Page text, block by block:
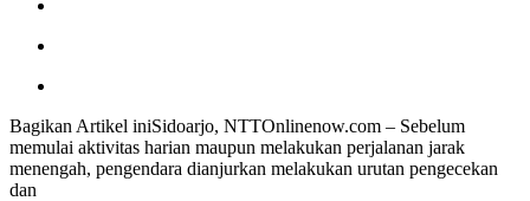
Bagikan Artikel iniSidoarjo, NTTOnlinenow.com – Sebelum
memulai aktivitas harian maupun melakukan perjalanan jarak
menengah, pengendara dianjurkan melakukan urutan pengecekan
dan